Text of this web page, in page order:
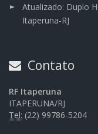
Atualizado: Duplo
Itaperuna-RJ
Contato
RF Itaperuna
ITAPERUNA/RJ
Tel: (22) 99786-5204